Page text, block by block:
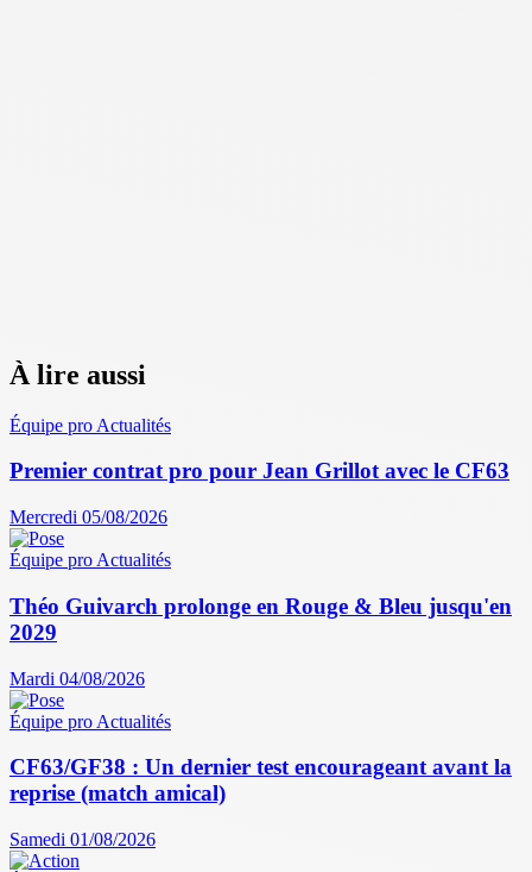
À lire aussi
Équipe pro Actualités
Premier contrat pro pour Jean Grillot avec le CF63
Mercredi 05/08/2026
Équipe pro Actualités
Théo Guivarch prolonge en Rouge & Bleu jusqu'en
2029
Mardi 04/08/2026
Équipe pro Actualités
CF63/GF38 : Un dernier test encourageant avant la
reprise (match amical)
Samedi 01/08/2026